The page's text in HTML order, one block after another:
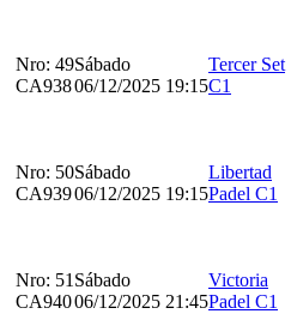
Nro: 49
CA938
Sábado
06/12/2025 19:15
Tercer Set
C1
Nro: 50
CA939
Sábado
06/12/2025 19:15
Libertad
Padel C1
Nro: 51
CA940
Sábado
06/12/2025 21:45
Victoria
Padel C1